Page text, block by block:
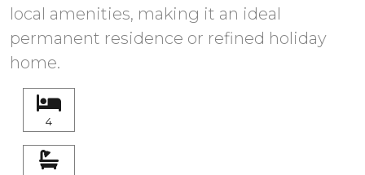
local amenities, making it an ideal
permanent residence or refined holiday
home.
4